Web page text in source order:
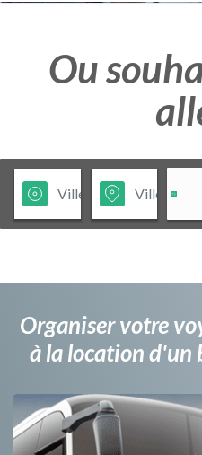
Ou
Organiser votre
à la location d'un